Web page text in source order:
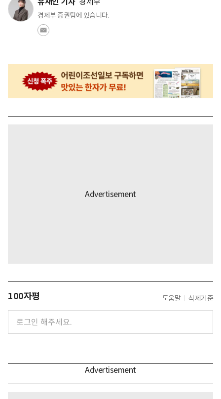
경제부 증권팀에 있습니다.
100자평 도움말 삭제기준